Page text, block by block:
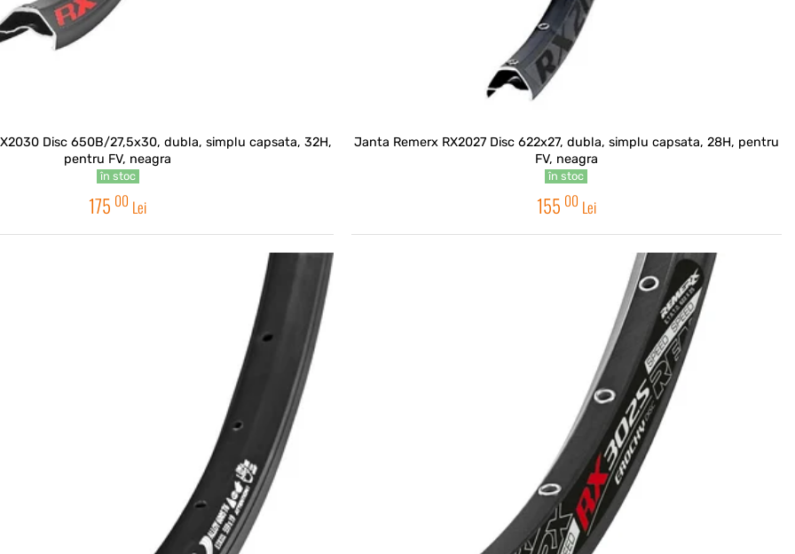
Disc 650B/27,5x30, dubla, simplu capsata, 32H,
pentru FV, neagra
în stoc
175 00 Lei
Janta Remerx RX2027 Disc 622x27, dubla, simplu capsata, 28H, pentru
FV, neagra
în stoc
155 00 Lei